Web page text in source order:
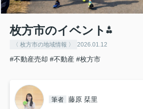
枚方市のイベント⁂
〈 枚方市の地域情報 〉 2026.01.12
#不動産売却 #不動産 #枚方市
筆者 藤原 栞里